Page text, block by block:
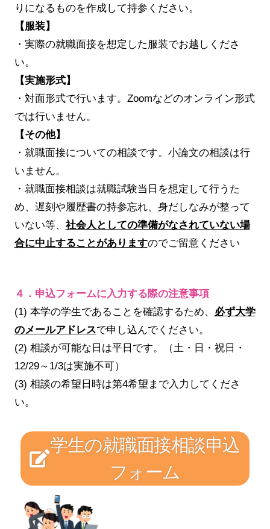
りになるものを作成して持参ください。
【服装】
・実際の就職面接を想定した服装でお越しくださ
い。
【実施形式】
・対面形式で行います。Zoomなどのオンライン形式
では行いません。
【その他】
・就職面接についての相談です。小論文の相談は行
いません。
・就職面接相談は就職試験当日を想定して行うた
め、遅刻や履歴書の持参忘れ、身だしなみが整って
いない等、 社会人としての準備がなされていない場
合に中止することがありますのでご留意ください
４．申込フォームに入力する際の注意事項
(1) 本学の学生であることを確認するため、 必ず大学
のメールアドレスで申し込んでください。
(2) 相談が可能な日は平日です。（土・日・祝日・
12/29～1/3は実施不可）
(3) 相談の希望日時は第4希望まで入力してくださ
い。
学生の就職面接相談申込
フォーム